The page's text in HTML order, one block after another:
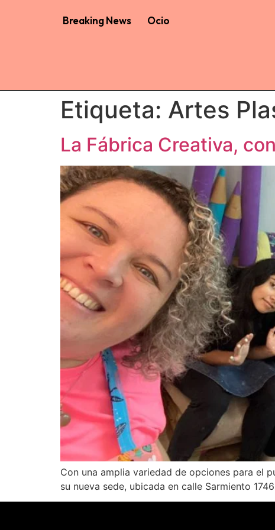
Breaking News Ocio
Etiqueta: Artes
La Fábrica Creativa,
Con una amplia variedad de opciones para el
su nueva sede, ubicada en calle Sarmiento